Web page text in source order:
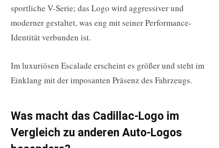
sportliche V-Serie; das Logo wird aggressiver und
moderner gestaltet, was eng mit seiner Performance-
Identität verbunden ist.
Im luxuriösen Escalade erscheint es größer und steht im
Einklang mit der imposanten Präsenz des Fahrzeugs.
Was macht das Cadillac-Logo im
Vergleich zu anderen Auto-Logos